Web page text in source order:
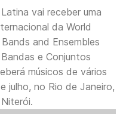
vai receber uma
da World
and Ensembles
e Conjuntos
músicos de vários
julho, no Rio de Janeiro,